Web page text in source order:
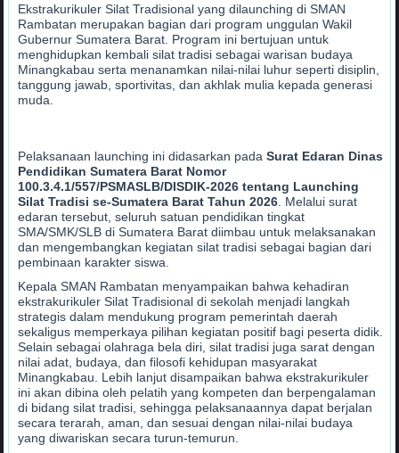
Ekstrakurikuler Silat Tradisional yang dilaunching di SMAN
Rambatan merupakan bagian dari program unggulan Wakil
Gubernur Sumatera Barat. Program ini bertujuan untuk
menghidupkan kembali silat tradisi sebagai warisan budaya
Minangkabau serta menanamkan nilai-nilai luhur seperti disiplin,
tanggung jawab, sportivitas, dan akhlak mulia kepada generasi
muda.
Pelaksanaan launching ini didasarkan padaSurat Edaran Dinas
Pendidikan Sumatera Barat Nomor
100.3.4.1/557/PSMASLB/DISDIK-2026 tentang Launching
Silat Tradisi se-Sumatera Barat Tahun 2026 . Melalui surat
edaran tersebut, seluruh satuan pendidikan tingkat
SMA/SMK/SLB di Sumatera Barat diimbau untuk melaksanakan
dan mengembangkan kegiatan silat tradisi sebagai bagian dari
pembinaan karakter siswa.
Kepala SMAN Rambatan menyampaikan bahwa kehadiran
ekstrakurikuler Silat Tradisional di sekolah menjadi langkah
strategis dalam mendukung program pemerintah daerah
sekaligus memperkaya pilihan kegiatan positif bagi peserta didik.
Selain sebagai olahraga bela diri, silat tradisi juga sarat dengan
nilai adat, budaya, dan filosofi kehidupan masyarakat
Minangkabau. Lebih lanjut disampaikan bahwa ekstrakurikuler
ini akan dibina oleh pelatih yang kompeten dan berpengalaman
di bidang silat tradisi, sehingga pelaksanaannya dapat berjalan
secara terarah, aman, dan sesuai dengan nilai-nilai budaya
yang diwariskan secara turun-temurun.